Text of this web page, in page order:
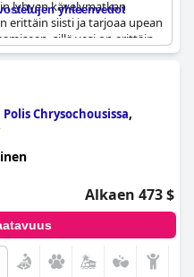
lyhyen kävelymatkan
erittäin siisti ja tarjoaa upean
sillä vesi on erittäin
käytössä on myös
osalta jotkut asiakkaat
annettu juurikaan
kaiken kaikkiaan ranta ja
että ranta voi olla
kohtuuhintaisia. Yksi
ilman lupaa voi vuokrata
Jotkut asiakkaat
ympäristö kaipaa
kaunis sijainti ja pääsy
A Lifestyle Resort - Adults
yhteenvedot
Polis Chrysochousissa,
Alkaen 473 $